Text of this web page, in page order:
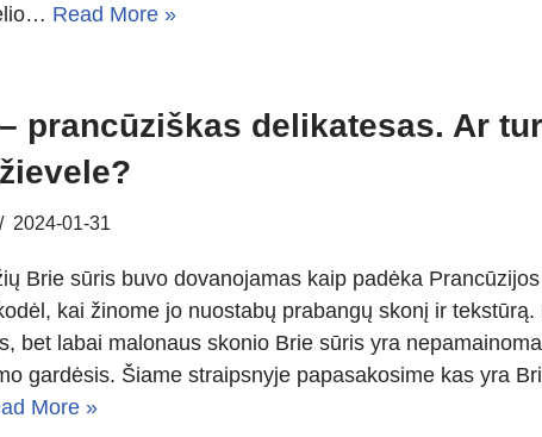
Read More »
prancūziškas delikatesas. Ar
2024-01-31
Brie sūris buvo dovanojamas kaip padėka
kai žinome jo nuostabų prabangų skonį ir tekstūrą.
bet labai malonaus skonio Brie sūris yra
gardėsis. Šiame straipsnyje papasakosime kas yra
More »